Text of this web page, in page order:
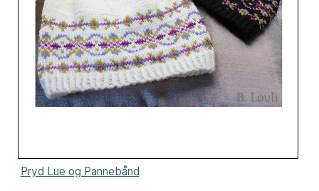
Pryd Lue og Pannebånd